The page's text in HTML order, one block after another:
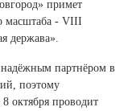
примет
масштаба - VIII
держава».
надёжным партнёром в
поэтому
октября проводит